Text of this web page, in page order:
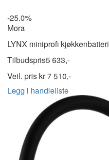
-25.0%
Mora
LYNX miniprofi kjøkkenbatteri
Tilbudspris5 633,-
Veil. pris kr7 510,-
Legg i handleliste